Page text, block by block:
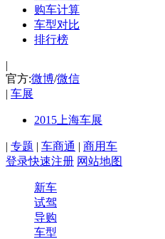
购车计算
车型对比
排行榜
|
官方:微博/微信
| 车展
2015上海车展
| 专题 | 车商通 | 商用车
登录快速注册 网站地图
新车
试驾
导购
车型